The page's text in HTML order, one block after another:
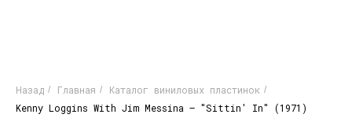
Назад / Главная / Каталог виниловых пластинок /
Kenny Loggins With Jim Messina – "Sittin' In" (1971)